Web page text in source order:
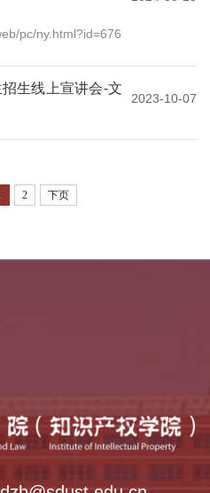
pc/ny.html?id=676
生线上宣讲会-文
2023-10-07
2 下页